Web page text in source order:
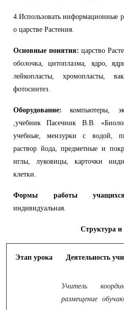
4.Использовать информационные
о царстве Растения.
Основные понятия:царство
оболочка, цитоплазма, ядро,
лейкопласты, хромопласты,
фотосинтез.
Оборудование:компьютеры,
,учебник Пасечник В.В.
учебные, мензурки с водой,
раствор йода, предметные и
иглы, луковицы, карточки
клетки.
Формы работы
индивидуальная.
Структура и
Этап урока Деятельность
Учитель
размещение